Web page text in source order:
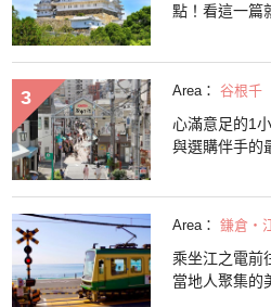
點！看這一篇
Area： 谷根千
心滿意足的1
與選購伴手的
Area： 鎌倉・
乘坐江之電前
當地人聚集的